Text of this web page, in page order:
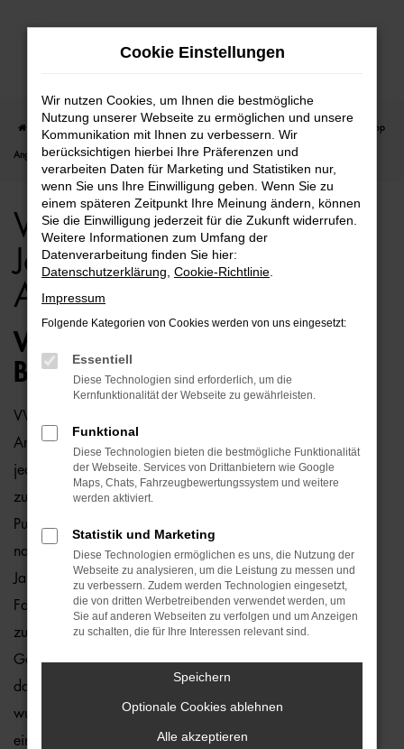
Zum
Startseite Hamburg VW VW Golf für Hamburg Jahreswagen Top
Angebote
VW Golf für Hamburg
Jahreswagen Top
Angebote
VW GOLF JAHRESWAGEN –
BESTENS MOBIL IN HAMBURG
VW Golf Jahreswagen sind ein echter Preishit für Hamburg.
Angeboten werden Fahrzeuge, die zwar gebraucht sind,
jedoch erst vor maximal zwölf Monaten zum ersten Mal
zugelassen wurden. Fast noch neu trifft es ebenfalls auf den
Punkt, denn Mängel stellen wir in unserer Meisterwerkstatt
nahezu nie fest. Dennoch kontrollieren wir jeden VW Golf
Jahreswagen vor dem Verkauf und entlassen nur 1a-
Fahrzeuge auf die Straßen von Hamburg. Sie profitieren
zudem davon, dass die Modelle aus der aktuellen
Generation stammen und entsprechend mit vielen Extras
daherkommen. Die Motoren sind effizient und das Auto
wurde bereits perfekt eingefahren. Sie brauchen nur noch
einzusteigen und durchzustarten.
Cookie Einstellungen
Wir nutzen Cookies, um Ihnen die bestmögliche
Nutzung unserer Webseite zu ermöglichen und unsere
Kommunikation mit Ihnen zu verbessern. Wir
berücksichtigen hierbei Ihre Präferenzen und
verarbeiten Daten für Marketing und Statistiken nur,
wenn Sie uns Ihre Einwilligung geben. Wenn Sie zu
einem späteren Zeitpunkt Ihre Meinung ändern, können
Sie die Einwilligung jederzeit für die Zukunft widerrufen.
Weitere Informationen zum Umfang der
Datenverarbeitung finden Sie hier:
Datenschutzerklärung Cookie-Richtlinie
Impressum
Folgende Kategorien von Cookies werden von uns eingesetzt:
Essentiell
Diese Technologien sind erforderlich, um die
Kernfunktionalität der Webseite zu gewährleisten.
Funktional
Diese Technologien bieten die bestmögliche Funktionalität
der Webseite. Services von Drittanbietern wie Google
Maps, Chats, Fahrzeugbewertungssystem und weitere
werden aktiviert.
Statistik und Marketing
Diese Technologien ermöglichen es uns, die Nutzung der
Webseite zu analysieren, um die Leistung zu messen und
zu verbessern. Zudem werden Technologien eingesetzt,
die von dritten Werbetreibenden verwendet werden, um
Sie auf anderen Webseiten zu verfolgen und um Anzeigen
zu schalten, die für Ihre Interessen relevant sind.
Speichern
Optionale Cookies ablehnen
Alle akzeptieren